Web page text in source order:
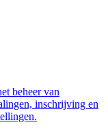
beheer van
inschrijving en